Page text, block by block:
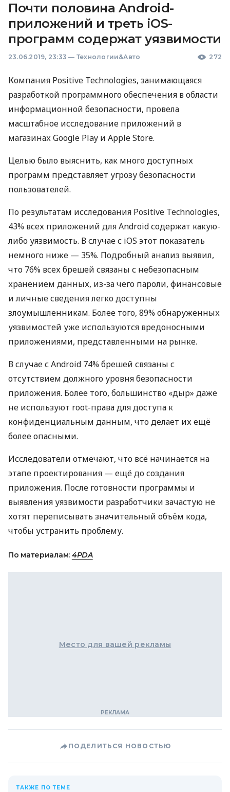
Почти половина Android-
приложений и треть iOS-
программ содержат уязвимости
23.06.2019, 23:33 — Технологии&Авто 272
Компания Positive Technologies, занимающаяся
разработкой программного обеспечения в области
информационной безопасности, провела
масштабное исследование приложений в
магазинах Google Play и Apple Store.
Целью было выяснить, как много доступных
программ представляет угрозу безопасности
пользователей.
По результатам исследования Positive Technologies,
43% всех приложений для Android содержат какую-
либо уязвимость. В случае с iOS этот показатель
немного ниже — 35%. Подробный анализ выявил,
что 76% всех брешей связаны с небезопасным
хранением данных, из-за чего пароли, финансовые
и личные сведения легко доступны
злоумышленникам. Более того, 89% обнаруженных
уязвимостей уже используются вредоносными
приложениями, представленными на рынке.
В случае с Android 74% брешей связаны с
отсутствием должного уровня безопасности
приложения. Более того, большинство «дыр» даже
не используют root-права для доступа к
конфиденциальным данным, что делает их ещё
более опасными.
Исследователи отмечают, что всё начинается на
этапе проектирования — ещё до создания
приложения. После готовности программы и
выявления уязвимости разработчики зачастую не
хотят переписывать значительный объём кода,
чтобы устранить проблему.
По материалам: 4PDA
Место для вашей рекламы
ПОДЕЛИТЬСЯ НОВОСТЬЮ
ТАКЖЕ ПО ТЕМЕ